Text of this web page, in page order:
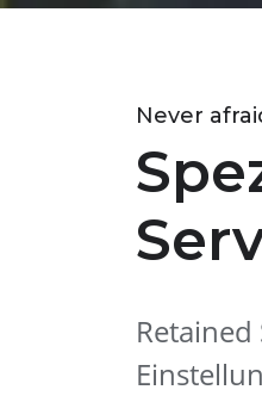
Never
Retained